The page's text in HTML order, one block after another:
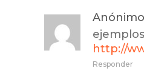
Anónimo
ejemplos
http://
Responder